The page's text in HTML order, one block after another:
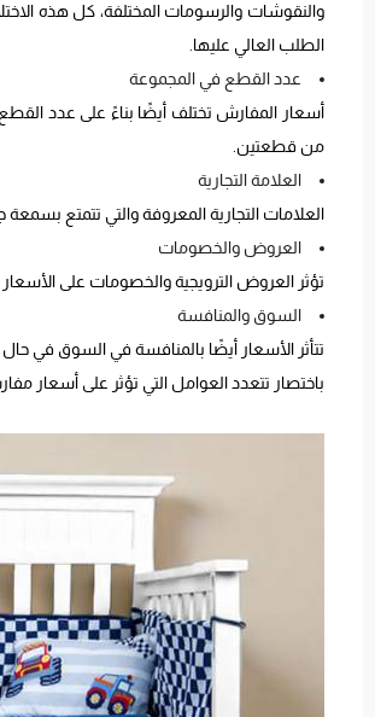
والنقوشات والرسومات المختلفة، كل هذه
الطلب العالي عليها.
عدد القطع في المجموعة
أسعار المفارش تختلف أيضًا بناءً على عدد
من قطعتين.
العلامة التجارية
العلامات التجارية المعروفة والتي تتمتع
العروض والخصومات
تؤثر العروض الترويجية والخصومات على
السوق والمنافسة
تتأثر الأسعار أيضًا بالمنافسة في السوق في
باختصار تتعدد العوامل التي تؤثر على